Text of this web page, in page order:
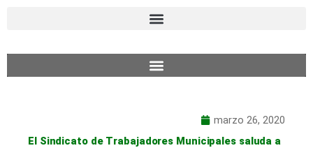
El Sindicato de Trabajadores Municipales saluda a
marzo 26, 2020